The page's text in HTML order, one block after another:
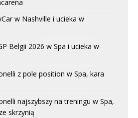
w Nashville i ucieka w
Belgii 2026 w Spa i ucieka w
z pole position w Spa, kara
najszybszy na treningu w Spa,
skrzynią